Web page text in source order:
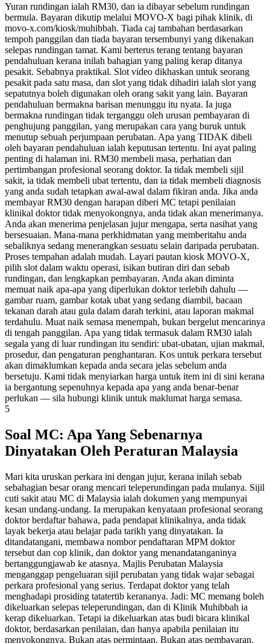
Yuran rundingan ialah RM30, dan ia dibayar sebelum rundingan
bermula. Bayaran dikutip melalui MOVO-X bagi pihak klinik, di
movo-x.com/kiosk/muhibbah. Tiada caj tambahan berdasarkan
tempoh panggilan dan tiada bayaran tersembunyi yang dikenakan
selepas rundingan tamat. Kami berterus terang tentang bayaran
pendahuluan kerana inilah bahagian yang paling kerap ditanya
pesakit. Sebabnya praktikal. Slot video dikhaskan untuk seorang
pesakit pada satu masa, dan slot yang tidak dihadiri ialah slot yang
sepatutnya boleh digunakan oleh orang sakit yang lain. Bayaran
pendahuluan bermakna barisan menunggu itu nyata. Ia juga
bermakna rundingan tidak terganggu oleh urusan pembayaran di
penghujung panggilan, yang merupakan cara yang buruk untuk
menutup sebuah perjumpaan perubatan. Apa yang TIDAK dibeli
oleh bayaran pendahuluan ialah keputusan tertentu. Ini ayat paling
penting di halaman ini. RM30 membeli masa, perhatian dan
pertimbangan profesional seorang doktor. Ia tidak membeli sijil
sakit, ia tidak membeli ubat tertentu, dan ia tidak membeli diagnosis
yang anda sudah tetapkan awal-awal dalam fikiran anda. Jika anda
membayar RM30 dengan harapan diberi MC tetapi penilaian
klinikal doktor tidak menyokongnya, anda tidak akan menerimanya.
Anda akan menerima penjelasan jujur mengapa, serta nasihat yang
bersesuaian. Mana-mana perkhidmatan yang memberitahu anda
sebaliknya sedang menerangkan sesuatu selain daripada perubatan.
Proses tempahan adalah mudah. Layari pautan kiosk MOVO-X,
pilih slot dalam waktu operasi, isikan butiran diri dan sebab
rundingan, dan lengkapkan pembayaran. Anda akan diminta
memuat naik apa-apa yang diperlukan doktor terlebih dahulu —
gambar ruam, gambar kotak ubat yang sedang diambil, bacaan
tekanan darah atau gula dalam darah terkini, atau laporan makmal
terdahulu. Muat naik semasa menempah, bukan bergelut mencarinya
di tengah panggilan. Apa yang tidak termasuk dalam RM30 ialah
segala yang di luar rundingan itu sendiri: ubat-ubatan, ujian makmal,
prosedur, dan pengaturan penghantaran. Kos untuk perkara tersebut
akan dimaklumkan kepada anda secara jelas sebelum anda
bersetuju. Kami tidak menyiarkan harga untuk item ini di sini kerana
ia bergantung sepenuhnya kepada apa yang anda benar-benar
perlukan — sila hubungi klinik untuk maklumat harga semasa.
5
Soal MC: Apa Yang Sebenarnya
Dinyatakan Oleh Peraturan Malaysia
Mari kita uruskan perkara ini dengan jujur, kerana inilah sebab
sebahagian besar orang mencari teleperundingan pada mulanya. Sijil
cuti sakit atau MC di Malaysia ialah dokumen yang mempunyai
kesan undang-undang. Ia merupakan kenyataan profesional seorang
doktor berdaftar bahawa, pada pendapat klinikalnya, anda tidak
layak bekerja atau belajar pada tarikh yang dinyatakan. Ia
ditandatangani, membawa nombor pendaftaran MPM doktor
tersebut dan cop klinik, dan doktor yang menandatanganinya
bertanggungjawab ke atasnya. Majlis Perubatan Malaysia
menganggap pengeluaran sijil perubatan yang tidak wajar sebagai
perkara profesional yang serius. Terdapat doktor yang telah
menghadapi prosiding tatatertib kerananya. Jadi: MC memang boleh
dikeluarkan selepas teleperundingan, dan di Klinik Muhibbah ia
kerap dikeluarkan. Tetapi ia dikeluarkan atas budi bicara klinikal
doktor, berdasarkan penilaian, dan hanya apabila penilaian itu
menyokongnya. Bukan atas permintaan. Bukan atas pembayaran.